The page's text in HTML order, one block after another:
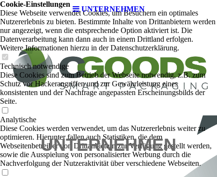
UNTERNEHMEN
UNTERNEHMEN
Cookie-Einstellungen
Diese Webseite verwendet Cookies, um Besuchern ein optimales
Nutzererlebnis zu bieten. Bestimmte Inhalte von Drittanbietern werden
nur angezeigt, wenn die entsprechende Option aktiviert ist. Die
Datenverarbeitung kann dann auch in einem Drittland erfolgen.
Weitere Informationen hierzu in der Datenschutzerklärung.
Technisch notwendige
Diese Cookies sind zum Betrieb der Webseite notwendig, z.B. zum
Schutz vor Hackerangriffen und zur Gewährleistung eines
konsistenten und der Nachfrage angepassten Erscheinungsbilds der
Seite.
Analytische
Diese Cookies werden verwendet, um das Nutzererlebnis weiter zu
optimieren. Hierunter fallen auch Statistiken, die dem
Webseitenbetreiber von Drittanbietern zur Verfügung gestellt werden,
sowie die Ausspielung von personalisierter Werbung durch die
Nachverfolgung der Nutzeraktivität über verschiedene Webseiten.